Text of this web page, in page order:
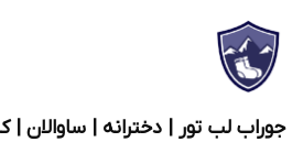
جوراب لب تور | دخترانه | ساوالان | کد